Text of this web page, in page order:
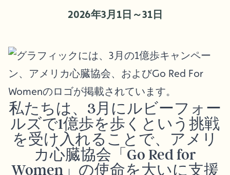
2026年3月1日～31日
私たちは、3月にルビーフォー
ルズで1億歩を歩くという挑戦
を受け入れることで、アメリ
カ心臓協会「Go Red for
Women」の使命を大いに支援